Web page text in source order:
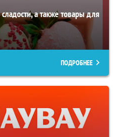
а также товары для
ПОДРОБНЕЕ